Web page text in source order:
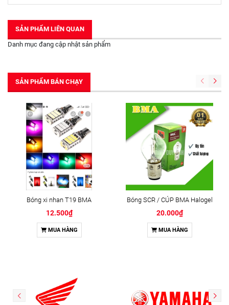
SẢN PHẨM LIÊN QUAN
Danh mục đang cập nhật sản phẩm
SẢN PHẨM BÁN CHẠY
Bóng xi nhan T19 BMA
12.500₫
MUA HÀNG
Bóng SCR / CÚP BMA Halogel
20.000₫
MUA HÀNG